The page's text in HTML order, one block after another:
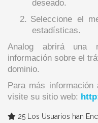
deseado.
2. Seleccione el
estadísticas.
Analog abrirá una
información sobre el
dominio.
Para más información
visite su sitio web:
25 Los Usuarios han